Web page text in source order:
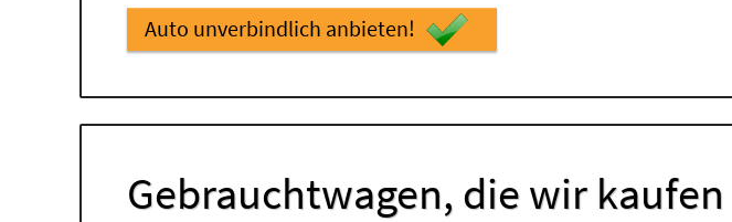
Auto unverbindlich anbieten!
Gebrauchtwagen, die wir kaufen